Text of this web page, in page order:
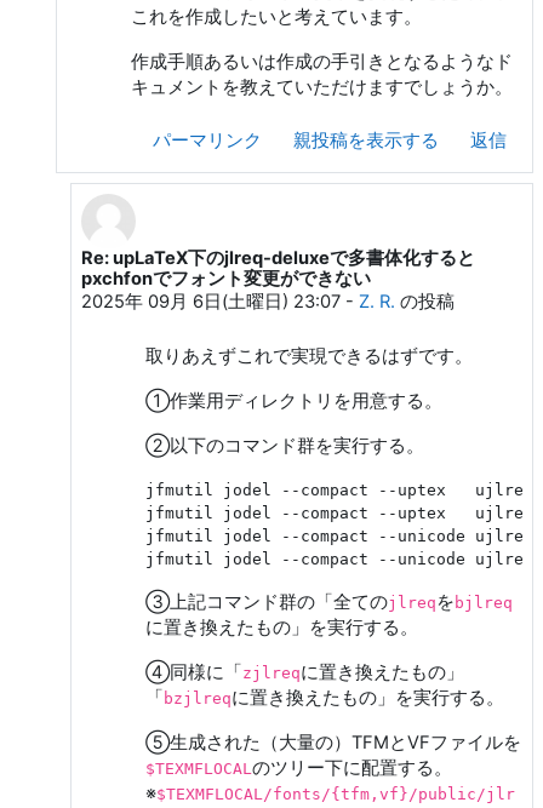
これを作成したいと考えています。
作成手順あるいは作成の手引きとなるようなド
キュメントを教えていただけますでしょうか。
パーマリンク 親投稿を表示する 返信
ya ra への返信
Re: upLaTeX下のjlreq-deluxeで多書体化すると
pxchfonでフォント変更ができない
2025年 09月 6日(土曜日) 23:07- Z. R. の投稿
取りあえずこれで実現できるはずです。
①作業用ディレクトリを用意する。
②以下のコマンド群を実行する。
jfmutil jodel --compact --uptex
jfmutil jodel --compact --uptex
jfmutil jodel --compact --unicode
jfmutil jodel --compact --unicode
③上記コマンド群の「全てのjlreq を bjlreq
に置き換えたもの」を実行する。
④同様に「zjlreqに置き換えたもの」
「 bzjlreqに置き換えたもの」を実行する。
⑤生成された（大量の）TFMとVFファイルを
$TEXMFLOCAL のツリー下に配置する。
※$TEXMFLOCAL/fonts/{tfm,vf}/public/jlr